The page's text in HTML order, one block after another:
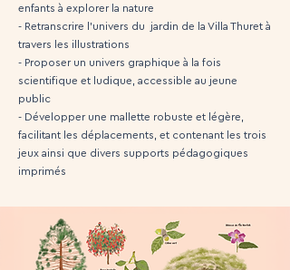
enfants à explorer la nature
- Retranscrire l’univers du jardin de la Villa Thuret à
travers les illustrations
- Proposer un univers graphique à la fois
scientifique et ludique, accessible au jeune
public
- Développer une mallette robuste et légère,
facilitant les déplacements, et contenant les trois
jeux ainsi que divers supports pédagogiques
imprimés